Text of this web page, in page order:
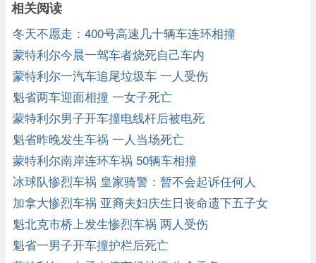
相关阅读
冬天不愿走：400号高速几十辆车连环相撞
蒙特利尔今晨一驾车者烧死自己车内
蒙特利尔一汽车追尾垃圾车 一人受伤
魁省两车迎面相撞 一女子死亡
蒙特利尔男子开车撞电线杆后被电死
魁省昨晚发生车祸 一人当场死亡
蒙特利尔南岸连环车祸 50辆车相撞
冰球队惨烈车祸 皇家骑警：暂不会起诉任何人
加拿大惨烈车祸 亚裔夫妇庆生日丧命遗下五子女
魁北克市桥上发生惨烈车祸 两人受伤
魁省一男子开车撞护栏后死亡